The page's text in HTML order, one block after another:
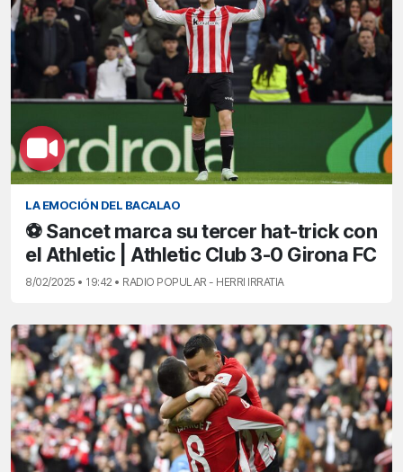
LA EMOCIÓN DEL BACALAO
⚽ Sancet marca su tercer hat-trick con
el Athletic | Athletic Club 3-0 Girona FC
8/02/2025 • 19:42 • RADIO POPULAR - HERRI IRRATIA